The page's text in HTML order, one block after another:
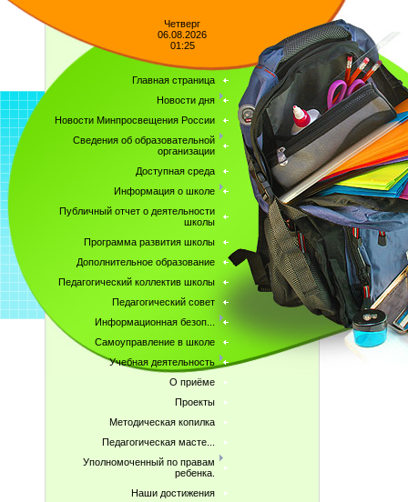
Четверг
06.08.2026
01:25
Главная страница
Новости дня
Новости Минпросвещения России
Сведения об образовательной
организации
Доступная среда
Информация о школе
Публичный отчет о деятельности
школы
Программа развития школы
Дополнительное образование
Педагогический коллектив школы
Педагогический совет
Информационная безоп...
Самоуправление в школе
Учебная деятельность
О приёме
Проекты
Методическая копилка
Педагогическая масте...
Уполномоченный по правам
ребенка.
Наши достижения